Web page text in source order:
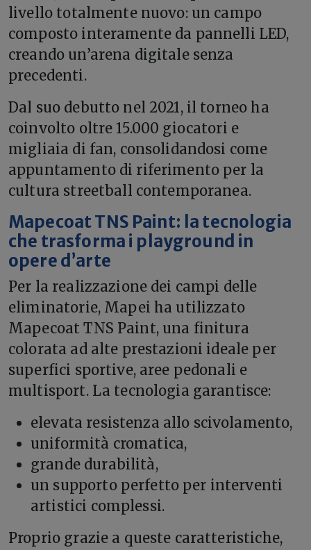
livello totalmente nuovo: un campo
composto interamente da pannelli LED,
creando un’arena digitale senza
precedenti.
Dal suo debutto nel 2021, il torneo ha
coinvolto oltre 15.000 giocatori e
migliaia di fan, consolidandosi come
appuntamento di riferimento per la
cultura streetball contemporanea.
Mapecoat TNS Paint: la tecnologia
che trasforma i playground in
opere d’arte
Per la realizzazione dei campi delle
eliminatorie, Mapei ha utilizzato
Mapecoat TNS Paint, una finitura
colorata ad alte prestazioni ideale per
superfici sportive, aree pedonali e
multisport. La tecnologia garantisce:
elevata resistenza allo scivolamento,
uniformità cromatica,
grande durabilità,
un supporto perfetto per interventi
artistici complessi.
Proprio grazie a queste caratteristiche,